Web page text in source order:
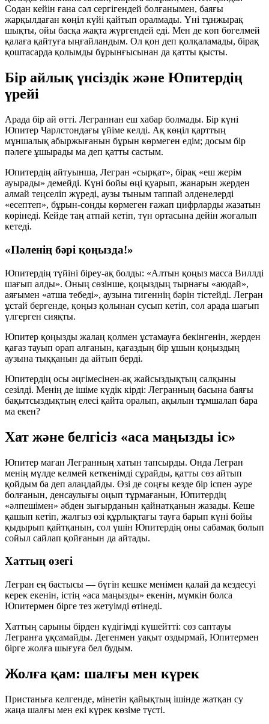
Содан кейін ғана сәл сергігендей болғанымен, баяғы
жарқылдаған көңіл күйі қайтып оралмады. Үні тұнжырақ
шықты, ойы басқа жақта жүргендей еді. Мен де көп бөгелмей
қалаға қайтуға ыңғайландым. Ол қон деп қолқаламады, бірақ
қоштасарда қолымды бұрынғысынан да қатты қысты.
Бір айлық үнсіздік және Юпитердің
үрейі
Арада бір ай өтті. Леграннан еш хабар болмады. Бір күні
Юпитер Чарлстондағы үйіме келді. Ақ көңіл қарттың
мұншалық абыржығанын бұрын көрмеген едім; досым бір
пәлеге ұшырады ма деп қатты састым.
Юпитердің айтуынша, Легран «сырқат», бірақ «еш жерім
ауырады» демейді. Күні бойы өңі қуарып, жанарын жерден
алмай теңселіп жүреді, аузы тыным таппай әлденелерді
«есептеп», бұрын-соңды көрмеген ғажап цифрларды жазатын
көрінеді. Кейде таң атпай кетіп, түн ортасына дейін жоғалып
кетеді.
«Пәленің бәрі қоңызда!»
Юпитердің түйіні біреу-ақ болды: «Алтын қоңыз масса Виллді
шағып алды». Оның сөзінше, қоңыздың тырнағы «аюдай»,
аяғымен «атша тебеді», аузына тигеннің бәрін тістейді. Легран
ұстай бергенде, қоңыз қолынан сусып кетіп, сол арада шағып
үлгерген сияқты.
Юпитер қоңызды жалаң қолмен ұстамауға бекінгенін, жерден
қағаз тауып орап алғанын, қағаздың бір ұшын қоңыздың
аузына тыққанын да айтып берді.
Юпитердің осы әңгімесінен-ақ жайсыздықтың салқыны
сезілді. Менің де ішіме күдік кірді: Легранның басына баяғы
бақытсыздықтың елесі қайта оралып, ақылын тұмшалап бара
ма екен?
Хат және белгісіз «аса маңызды іс»
Юпитер маған Легранның хатын тапсырды. Онда Легран
менің мүлде келмей кеткенімді сұрайды, қатты сөз айтып
қойдым ба деп алаңдайды. Өзі де соңғы кезде бір іспен әуре
болғанын, денсаулығы оңып тұрмағанын, Юпитердің
«әлпешімен» әбден зығырданын қайнатқанын жазады. Кеше
қашып кетіп, жалғыз өзі құрлықтағы тауға барып күні бойы
қыдырып қайтқанын, сол үшін Юпитердің оны сабамақ болып
сойыл сайлап қойғанын да айтады.
Хаттың өзегі
Легран ең бастысы — бүгін кешке менімен қалай да кездесуі
керек екенін, істің «аса маңызды» екенін, мүмкін болса
Юпитермен бірге тез жетуімді өтінеді.
Хаттың сарыны бірден күдігімді күшейтті: сөз саптауы
Легранға ұқсамайды. Дегенмен уақыт оздырмай, Юпитермен
бірге жолға шығуға бел будым.
Жолға қам: шалғы мен күрек
Пристаньға келгенде, мінетін қайықтың ішінде жатқан су
жаңа шалғы мен екі күрек көзіме түсті.